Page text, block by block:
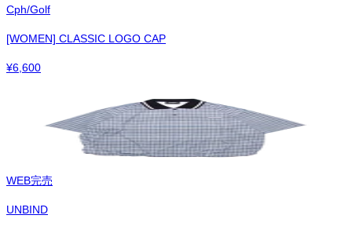
Cph/Golf
[WOMEN] CLASSIC LOGO CAP
¥6,600
WEB完売
UNBIND